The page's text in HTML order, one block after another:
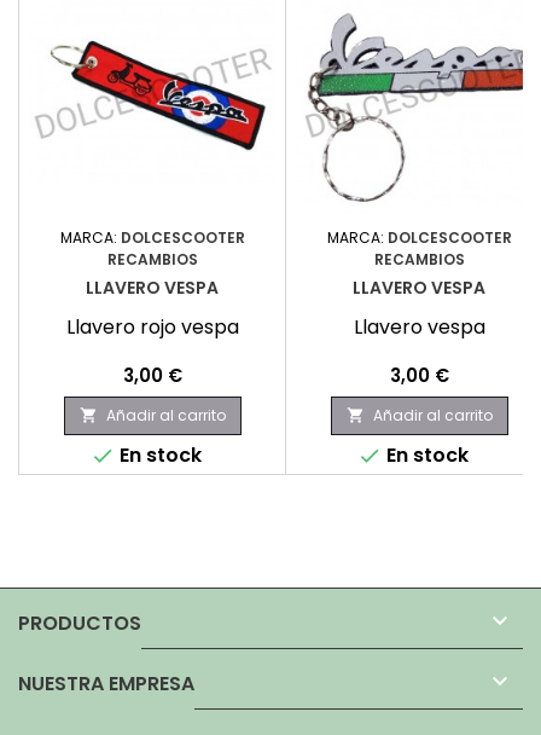
MARCA: DOLCESCOOTER
RECAMBIOS
LLAVERO VESPA
Llavero rojo vespa
Precio
3,00 €
 Añadir al carrito
 En stock
MARCA: DOLCESCOOTER
RECAMBIOS
LLAVERO VESPA
Llavero vespa
Precio
3,00 €
 Añadir al carrito
 En stock
PRODUCTOS 
NUESTRA EMPRESA 